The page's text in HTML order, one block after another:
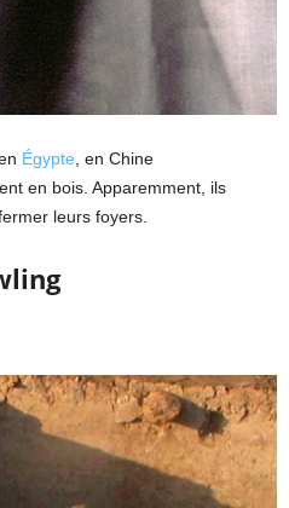
Égypte , en Chine
en bois. Apparemment, ils
leurs foyers.